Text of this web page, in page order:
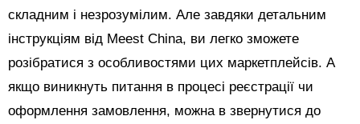
складним і незрозумілим. Але завдяки детальним
інструкціям від Meest China, ви легко зможете
розібратися з особливостями цих маркетплейсів. А
якщо виникнуть питання в процесі реєстрації чи
оформлення замовлення, можна в звернутися до